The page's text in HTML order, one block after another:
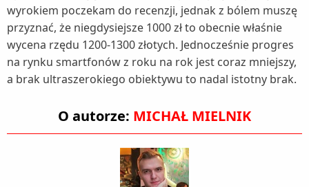
wyrokiem poczekam do recenzji, jednak z bólem muszę
przyznać, że niegdysiejsze 1000 zł to obecnie właśnie
wycena rzędu 1200-1300 złotych. Jednocześnie progres
na rynku smartfonów z roku na rok jest coraz mniejszy,
a brak ultraszerokiego obiektywu to nadal istotny brak.
O autorze: MICHAŁ MIELNIK